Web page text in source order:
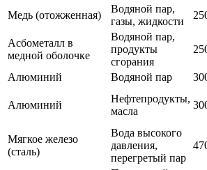
Медь (отожженная)
Водяной пар,
газы, жидкости
Асбометалл в
медной оболочке
Водяной пар,
продукты
сгорания
Алюминий Водяной пар
Алюминий
Нефтепродукты,
масла
Мягкое железо
(сталь)
Вода высокого
давления,
перегретый пар